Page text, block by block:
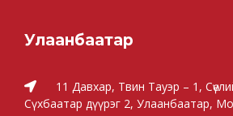
Улаанбаатар
11 Давхар, Твин Тауэр – 1,
Сүхбаатар дүүрэг 2, Улаанбаатар,